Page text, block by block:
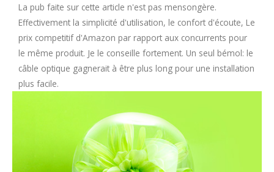
La pub faite sur cette article n'est pas mensongère.
Effectivement la simplicité d'utilisation, le confort d'écoute, Le
prix competitif d'Amazon par rapport aux concurrents pour
le même produit. Je le conseille fortement. Un seul bémol: le
câble optique gagnerait à être plus long pour une installation
plus facile.